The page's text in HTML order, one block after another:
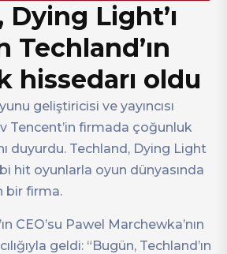
Light’ı
Techland’ın
hissedarı oldu
geliştiricisi ve yayıncısı
Tencent’in firmada çoğunluk
duyurdu. Techland, Dying Light
hit oyunlarla oyun dünyasında
bir firma.
CEO’su Pawel Marchewka’nın
geldi: “Bugün, Techland’ın